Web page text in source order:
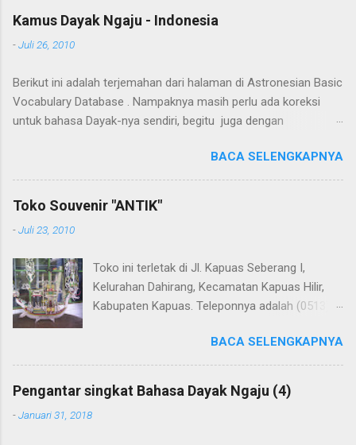
Kamus Dayak Ngaju - Indonesia
-Juli 26, 2010
Berikut ini adalah terjemahan dari halaman di Astronesian Basic
Vocabulary Database . Nampaknya masih perlu ada koreksi
untuk bahasa Dayak-nya sendiri, begitu juga dengan
Translate . Koreksi bahasa dibantu oleh Dra. Hernawaty, M.Kes.
Untuk koreksi dari halaman ini dapat diberikan pada komentar.
Upaya penerjemahan Kamus Bahasa Dayak - Jerman sedang
Indonesia .
BACA SELENGKAPNYA
Toko Souvenir "ANTIK"
-Juli 23, 2010
Toko ini terletak di Jl. Kapuas Seberang I,
Kelurahan Dahirang, Kecamatan Kapuas Hilir,
Kabupaten Kapuas. Teleponnya adalah (0513)
Kapuas seperti perahu naga yang terbuat dari
getah nyatu (sebagaimana tampak dalam
gambar berikut ini): Perahu naga dari getah
nyatu
BACA SELENGKAPNYA
Pengantar singkat Bahasa Dayak Ngaju (4)
-Januari 31, 2018